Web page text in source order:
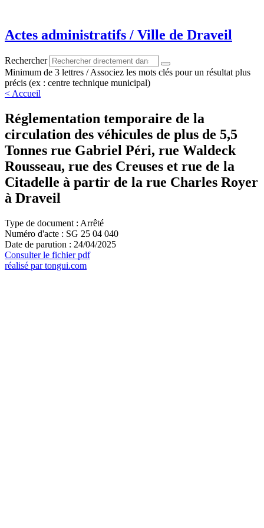
contenu
Actes administratifs / Ville de Draveil
Rechercher
Minimum de 3 lettres / Associez les mots clés pour un résultat plus
précis (ex : centre technique municipal)
< Accueil
Réglementation temporaire de la
circulation des véhicules de plus de 5,5
Tonnes rue Gabriel Péri, rue Waldeck
Rousseau, rue des Creuses et rue de la
Citadelle à partir de la rue Charles Royer
à Draveil
Type de document : Arrêté
Numéro d'acte : SG 25 04 040
Date de parution : 24/04/2025
Consulter le fichier pdf
réalisé par tongui.com